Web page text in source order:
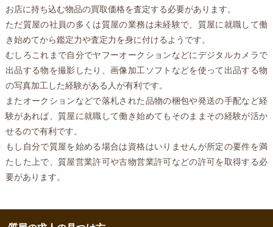
お店に持ち込む物品の買取価格を査定する必要があります。
ただ質屋の社員の多くは質屋の業務は未経験で、質屋に就職して働
き始めてから鑑定力や査定力を身に付けるようです。
むしろこれまで自分でヤフーオークションなどにデジタルカメラで
出品する物を撮影したり、画像加工ソフトなどを使って出品する物
の写真加工した経験がある人が有利です。
またオークションなどで落札された品物の梱包や発送の手配など経
験があれば、質屋に就職して働き始めてもそのままその経験が活か
せるので有利です。
もし自分で質屋を始める場合は資格はいりませんが所定の要件を満
たした上で、質屋営業許可や古物営業許可などの許可を取得する必
要があります。